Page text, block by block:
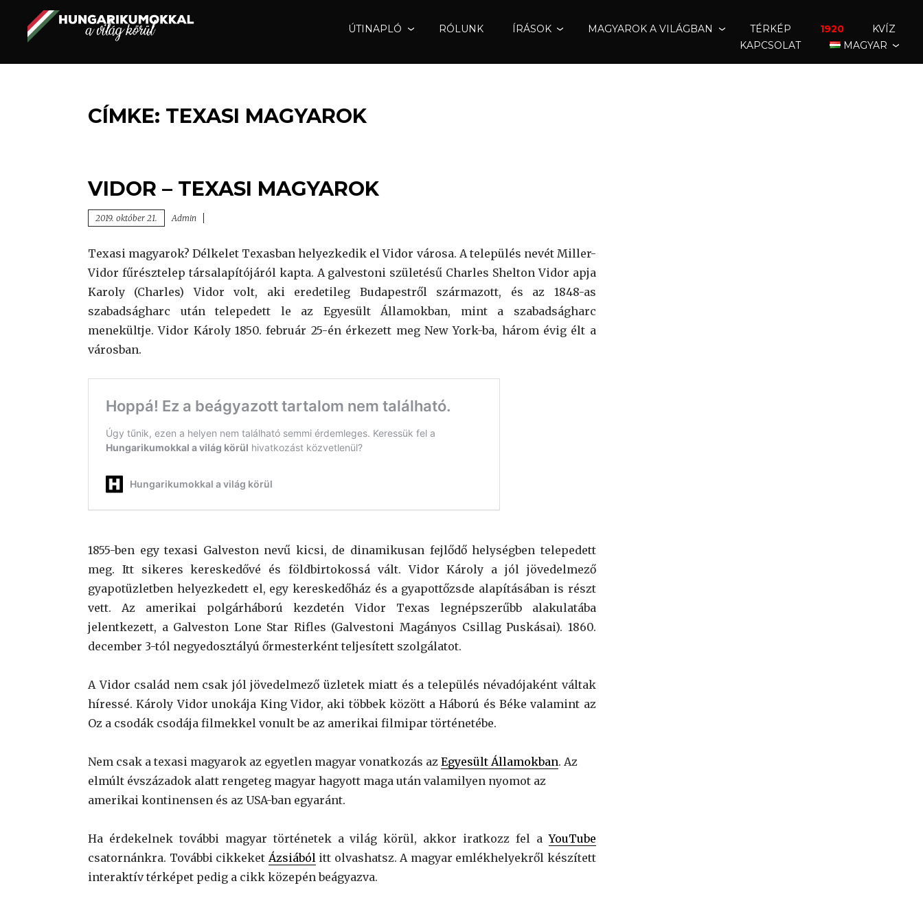
HUNGARIKUMOKKAL
ÚTINAPLÓ RÓLUNK ÍRÁSOK MAGYAROK A VILÁGBAN TÉRKÉP 1920
KVÍZ
KAPCSOLAT
MAGYAR
CÍMKE: TEXASI MAGYAROK
VIDOR – TEXASI MAGYAROK
2019. október 21. Admin
Texasi magyarok? Délkelet Texasban helyezkedik el Vidor városa. A település nevét Miller-
Vidor fűrésztelep társalapítójáról kapta. A galvestoni születésű Charles Shelton Vidor apja
Karoly (Charles) Vidor volt, aki eredetileg Budapestről származott, és az 1848-as
szabadságharc után telepedett le az Egyesült Államokban, mint a szabadságharc
menekültje. Vidor Károly 1850. február 25-én érkezett meg New York-ba, három évig élt a
városban.
1855-ben egy texasi Galveston nevű kicsi, de dinamikusan fejlődő helységben telepedett
meg. Itt sikeres kereskedővé és földbirtokossá vált. Vidor Károly a jól jövedelmező
gyapotüzletben helyezkedett el, egy kereskedőház és a gyapottőzsde alapításában is részt
vett. Az amerikai polgárháború kezdetén Vidor Texas legnépszerűbb alakulatába
jelentkezett, a Galveston Lone Star Rifles (Galvestoni Magányos Csillag Puskásai). 1860.
december 3-tól negyedosztályú őrmesterként teljesített szolgálatot.
A Vidor család nem csak jól jövedelmező üzletek miatt és a település névadójaként váltak
híressé. Károly Vidor unokája King Vidor, aki többek között a Háború és Béke valamint az
Oz a csodák csodája filmekkel vonult be az amerikai filmipar történetébe.
Nem csak a texasi magyarok az egyetlen magyar vonatkozás az Egyesült Államokban. Az
elmúlt évszázadok alatt rengeteg magyar hagyott maga után valamilyen nyomot az
amerikai kontinensen és az USA-ban egyaránt.
Ha érdekelnek további magyar történetek a világ körül, akkor iratkozz fel aYouTube
csatornánkra. További cikkeket Ázsiából itt olvashatsz. A magyar emlékhelyekről készített
interaktív térképet pedig a cikk közepén beágyazva.